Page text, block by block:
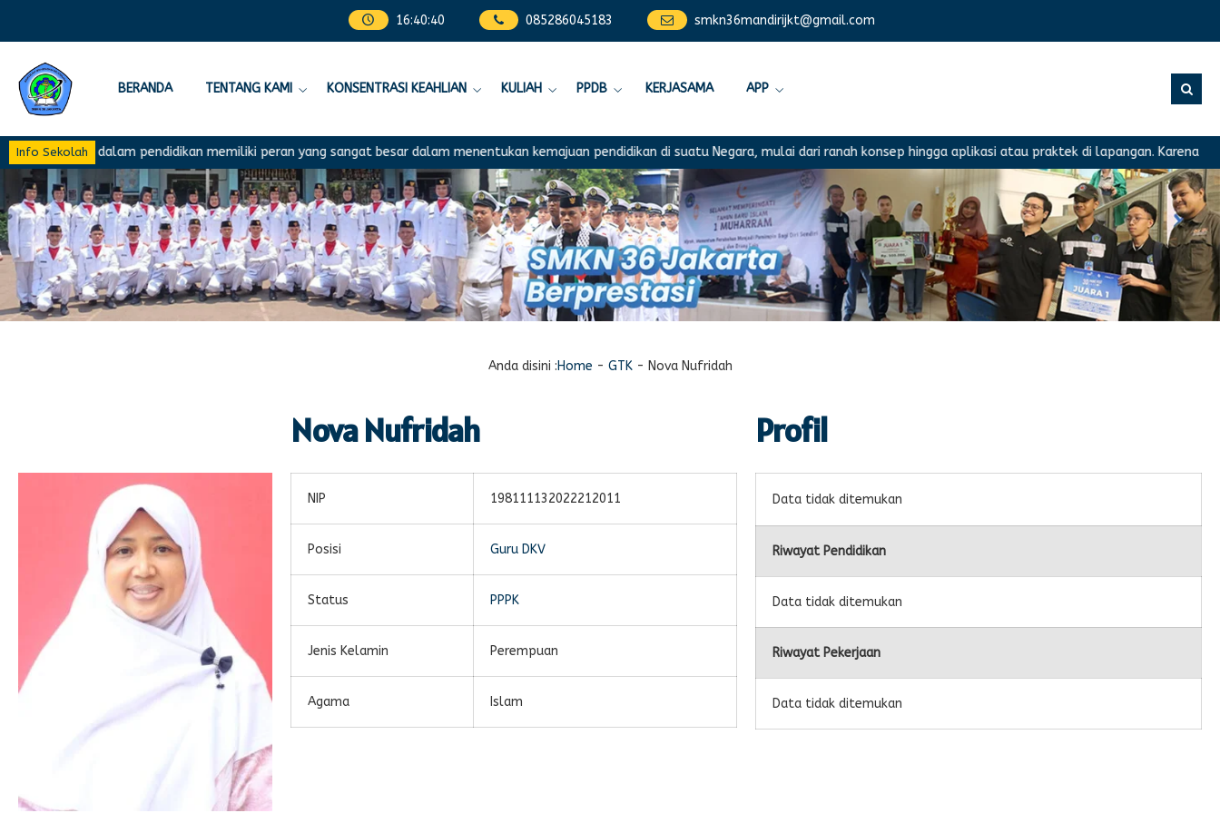
16:40:40 085286045183 smkn36mandirijkt@gmail.com
BERANDA TENTANG KAMI KONSENTRASI KEAHLIAN KULIAH PPDB KERJASAMA APP
Info Sekolah
Kurikulum dalam pendidikan memiliki peran yang sangat besar dalam menentukan kemajuan pendidikan di suatu Negara, mulai dari ranah konsep hingga aplikasi atau praktek di lapangan. Karena
Anda disini :Home - GTK- Nova Nufridah
Nova Nufridah
NIP 198111132022212011
Posisi Guru DKV
Status PPPK
Jenis Kelamin Perempuan
Agama Islam
Profil
Data tidak ditemukan
Riwayat Pendidikan
Data tidak ditemukan
Riwayat Pekerjaan
Data tidak ditemukan